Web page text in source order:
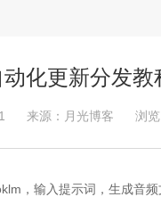
化更新分发教
来源：月光博客 浏
，输入提示词，生成音